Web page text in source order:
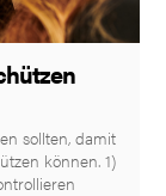
sollten, damit
können. 1)